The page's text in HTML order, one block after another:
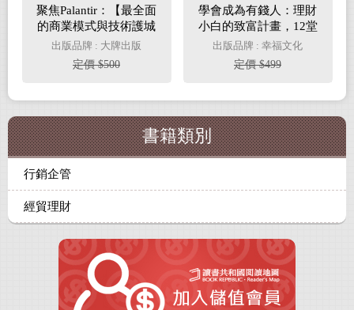
聚焦Palantir：【最全面
的商業模式與技術護城
河解析】從軍工神祕獨
角獸到AI軟體霸主，帕
蘭泰爾Palantir如何用AI
業格局
出版品牌 : 大牌出版
定價 $500
學會成為有錢人：理財
小白的致富計畫，12堂
影響百萬普通人的創富
金錢課
出版品牌 : 幸福文化
定價 $499
書籍類別
行銷企管
經貿理財